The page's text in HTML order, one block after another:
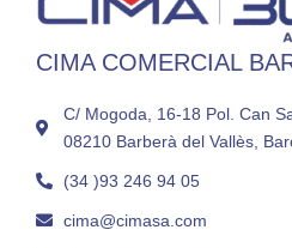
CIMA COMERCIAL
C/ Mogoda, 16-18 Pol. Can
08210 Barberà del Vallès,
(34 )93 246 94 05
cima@cimasa.com